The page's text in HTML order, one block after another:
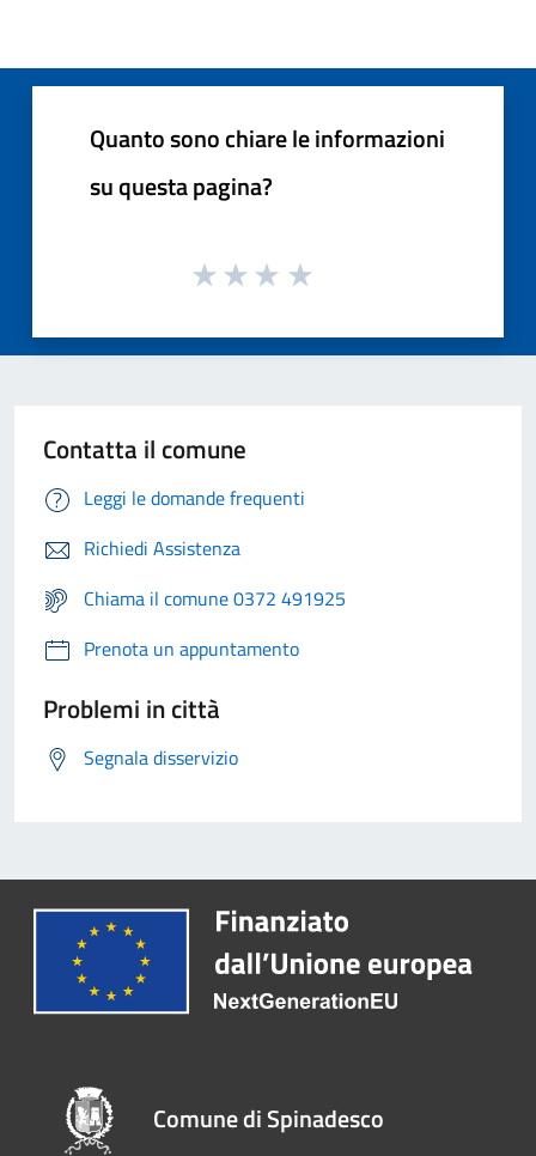
Quanto sono chiare le informazioni
su questa pagina?
Contatta il comune
Leggi le domande frequenti
Richiedi Assistenza
Chiama il comune 0372 491925
Prenota un appuntamento
Problemi in città
Segnala disservizio
Comune di Spinadesco